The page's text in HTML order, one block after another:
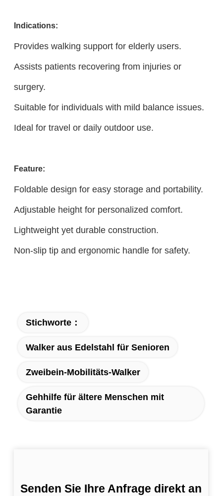
Indications:
Provides walking support for elderly users.
Assists patients recovering from injuries or
surgery.
Suitable for individuals with mild balance issues.
Ideal for travel or daily outdoor use.
Feature:
Foldable design for easy storage and portability.
Adjustable height for personalized comfort.
Lightweight yet durable construction.
Non-slip tip and ergonomic handle for safety.
Stichworte：
Walker aus Edelstahl für Senioren
Zweibein-Mobilitäts-Walker
Gehhilfe für ältere Menschen mit
Garantie
Senden Sie Ihre Anfrage direkt an